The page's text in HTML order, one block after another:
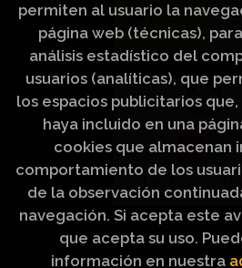
permiten al usuario la
página web (técnicas),
análisis estadístico del
usuarios (analíticas), que
los espacios publicitarios
haya incluido en una
cookies que almacenan
comportamiento de los
de la observación
navegación. Si acepta este
que acepta su uso.
información en nuestra